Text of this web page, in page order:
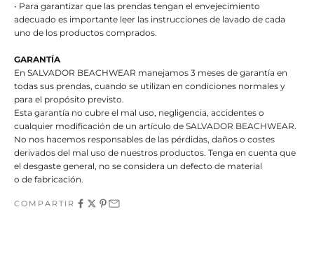
• Para garantizar que las prendas tengan el envejecimiento
adecuado es importante leer las instrucciones de lavado de cada
uno de los productos comprados.
GARANTÍA
En SALVADOR BEACHWEAR manejamos 3 meses de garantía en
todas sus prendas, cuando se utilizan en condiciones normales y
para el propósito previsto.
Esta garantía no cubre el mal uso, negligencia, accidentes o
cualquier modificación de un artículo de SALVADOR BEACHWEAR.
No nos hacemos responsables de las pérdidas, daños o costes
derivados del mal uso de nuestros productos. Tenga en cuenta que
el desgaste general, no se considera un defecto de material
o de fabricación.
COMPARTIR